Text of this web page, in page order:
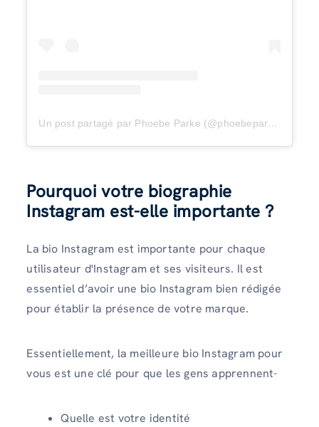
Un post partagé par Phoebe Parke (@phoebeparke)
Pourquoi votre biographie
Instagram est-elle importante ?
La bio Instagram est importante pour chaque
utilisateur d'Instagram et ses visiteurs. Il est
essentiel d’avoir une bio Instagram bien rédigée
pour établir la présence de votre marque.
Essentiellement, la meilleure bio Instagram pour
vous est une clé pour que les gens apprennent-
Quelle est votre identité